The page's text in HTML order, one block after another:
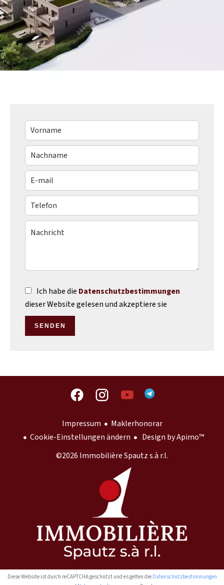
Ich habe die Datenschutzbestimmungen
dieser Website gelesen und akzeptiere sie
SENDEN
Impressum
Maklerhonorar
Cookie-Einstellungen ändern
Design byApimo™
©2026 Immobilière Spautz s.à r.l.
Diese Website ist durch reCAPTCHA geschützt und es gelten die Datenschutzbestimmungen